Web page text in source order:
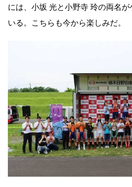
には、小坂 光と小野寺 玲の両名
いる。こちらも今から楽しみだ。